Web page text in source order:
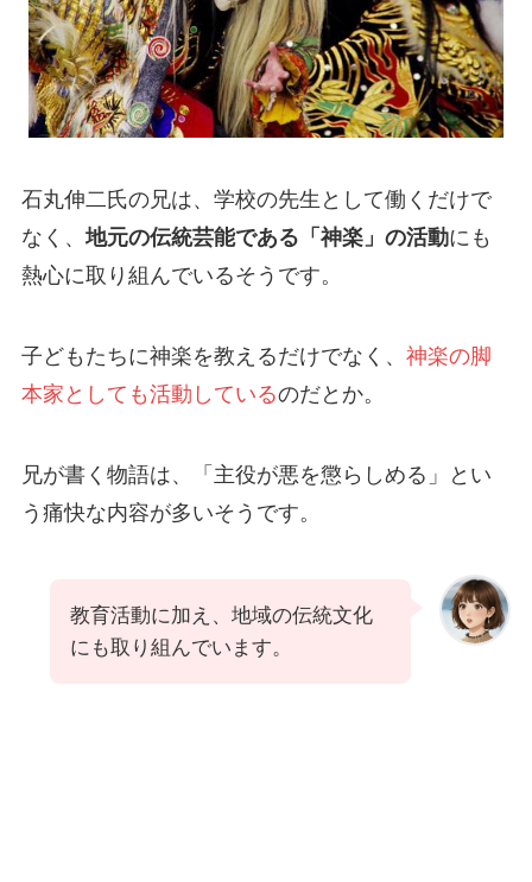
石丸伸二氏の兄は、学校の先生として働くだけで
なく、地元の伝統芸能である「神楽」の活動にも
熱心に取り組んでいるそうです。
子どもたちに神楽を教えるだけでなく、 神楽の脚
本家としても活動しているのだとか。
兄が書く物語は、「主役が悪を懲らしめる」とい
う痛快な内容が多いそうです。
教育活動に加え、地域の伝統文化
にも取り組んでいます。